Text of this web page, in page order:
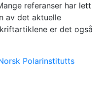
referanser har lett
av det aktuelle
er det også
Polarinstitutts